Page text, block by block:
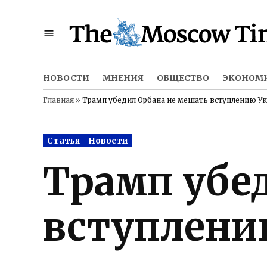
НОВОСТИ МНЕНИЯ ОБЩЕСТВО
Главная » Трамп убедил Орбана не мешать вступлению
Posted
in
Статья - Новости
Трамп